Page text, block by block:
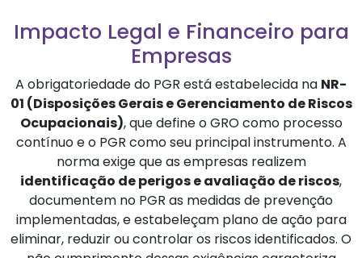
Impacto Legal e Financeiro para
Empresas
A obrigatoriedade do PGR está estabelecida na NR-
01 (Disposições Gerais e Gerenciamento de Riscos
Ocupacionais), que define o GRO como processo
contínuo e o PGR como seu principal instrumento. A
norma exige que as empresas realizem
identificação de perigos e avaliação de riscos,
documentem no PGR as medidas de prevenção
implementadas, e estabeleçam plano de ação para
eliminar, reduzir ou controlar os riscos identificados. O